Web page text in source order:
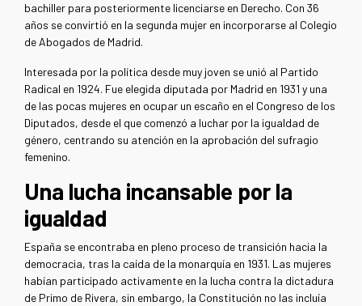
bachiller para posteriormente licenciarse en Derecho. Con 36
años se convirtió en la segunda mujer en incorporarse al Colegio
de Abogados de Madrid.
Interesada por la política desde muy joven se unió al Partido
Radical en 1924. Fue elegida diputada por Madrid en 1931 y una
de las pocas mujeres en ocupar un escaño en el Congreso de los
Diputados, desde el que comenzó a luchar por la igualdad de
género, centrando su atención en la aprobación del sufragio
femenino.
Una lucha incansable por la
igualdad
España se encontraba en pleno proceso de transición hacia la
democracia, tras la caída de la monarquía en 1931. Las mujeres
habían participado activamente en la lucha contra la dictadura
de Primo de Rivera, sin embargo, la Constitución no las incluía